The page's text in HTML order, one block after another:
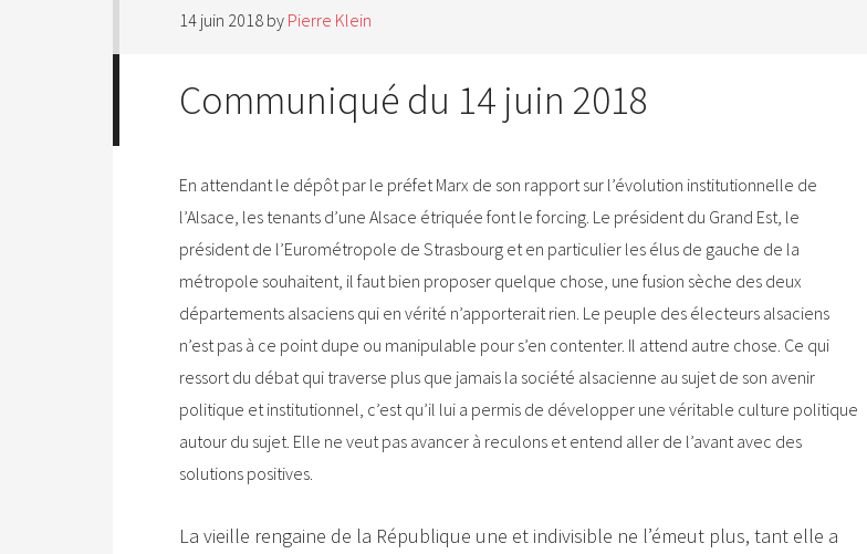
14 juin 2018 by Pierre Klein
Communiqué du 14 juin 2018
En attendant le dépôt par le préfet Marx de son rapport sur l’évolution institutionnelle de
l’Alsace, les tenants d’une Alsace étriquée font le forcing. Le président du Grand Est, le
président de l’Eurométropole de Strasbourg et en particulier les élus de gauche de la
métropole souhaitent, il faut bien proposer quelque chose, une fusion sèche des deux
départements alsaciens qui en vérité n’apporterait rien. Le peuple des électeurs alsaciens
n’est pas à ce point dupe ou manipulable pour s’en contenter. Il attend autre chose. Ce qui
ressort du débat qui traverse plus que jamais la société alsacienne au sujet de son avenir
politique et institutionnel, c’est qu’il lui a permis de développer une véritable culture politique
autour du sujet. Elle ne veut pas avancer à reculons et entend aller de l’avant avec des
solutions positives.
La vieille rengaine de la République une et indivisible ne l’émeut plus, tant elle a